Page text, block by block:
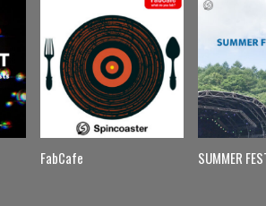
FabCafe SUMMER